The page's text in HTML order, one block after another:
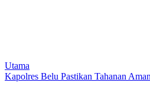
Utama
Kapolres Belu Pastikan Tahanan